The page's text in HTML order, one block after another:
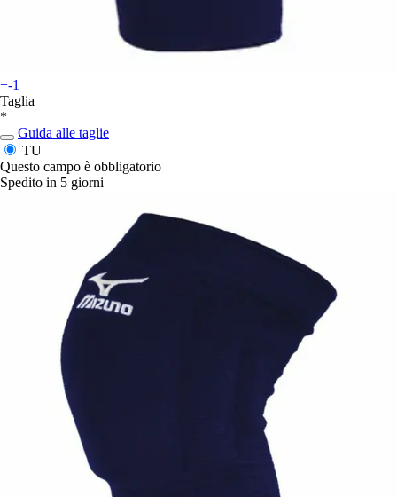
+-1
Taglia
*
Guida alle taglie
TU
Questo campo è obbligatorio
Spedito in 5 giorni